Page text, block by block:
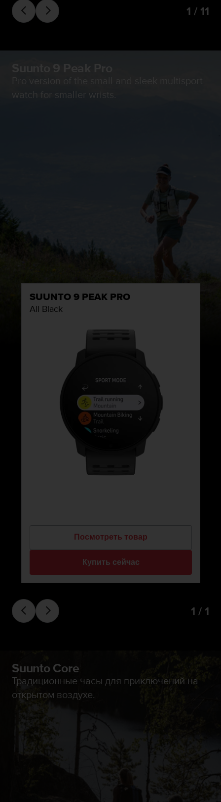
1 / 11
Suunto 9 Peak Pro
Pro version of the small and sleek multisport
watch for smaller wrists.
SUUNTO 9 PEAK PRO
All Black
Посмотреть товар
Купить сейчас
1 / 1
Suunto Core
Традиционные часы для приключений на
открытом воздухе.